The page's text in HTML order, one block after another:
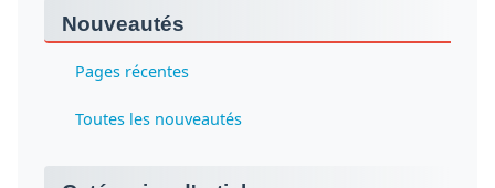
Nouveautés
Pages récentes
Toutes les nouveautés